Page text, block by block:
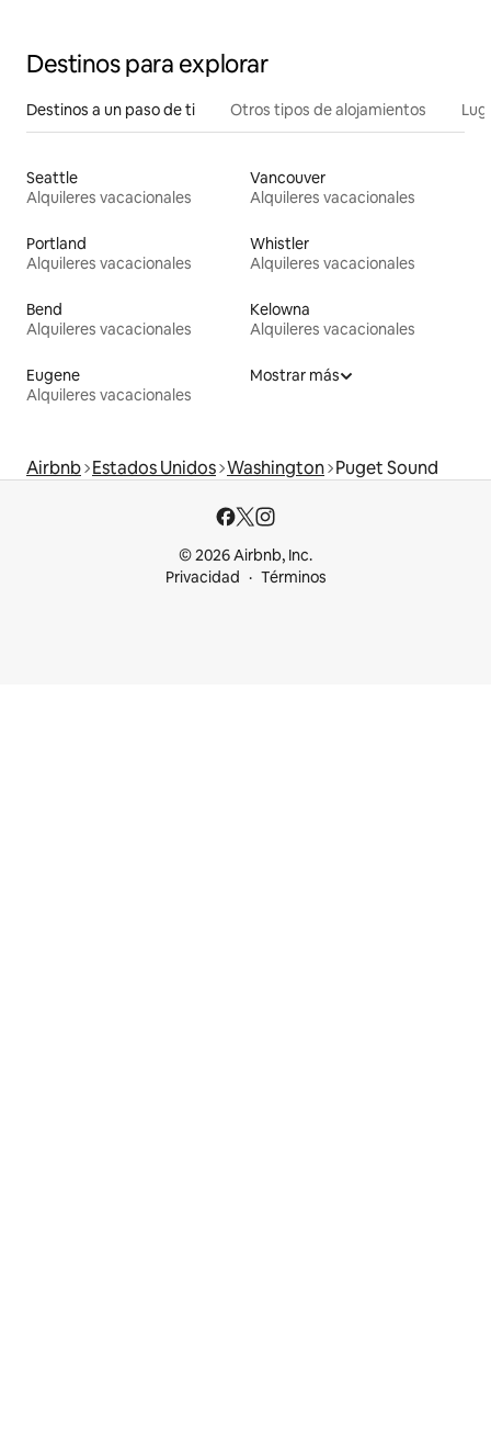
Destinos para explorar
Destinos a un paso de ti Otros tipos de alojamientos
Seattle
Alquileres vacacionales
Vancouver
Alquileres vacacionales
Portland
Alquileres vacacionales
Whistler
Alquileres vacacionales
Bend
Alquileres vacacionales
Kelowna
Alquileres vacacionales
Eugene
Alquileres vacacionales
Mostrar más
Airbnb Estados Unidos Washington Puget Sound
© 2026 Airbnb, Inc.
Privacidad
Términos